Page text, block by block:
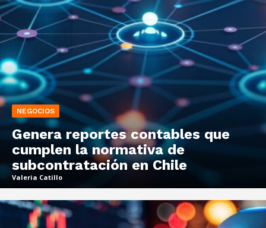
NEGOCIOS
Genera reportes contables que
cumplen la normativa de
subcontratación en Chile
Valeria Catillo